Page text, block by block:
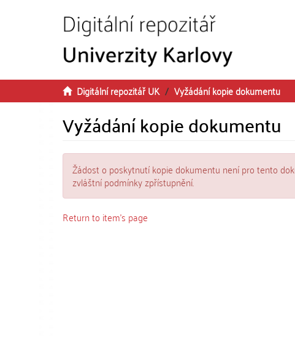
Digitální repozitář UK Vyžádání kopie dokumentu
Vyžádání kopie dokumentu
Žádost o poskytnutí kopie dokumentu není pro tento
zvláštní podmínky zpřístupnění.
Return to item's page